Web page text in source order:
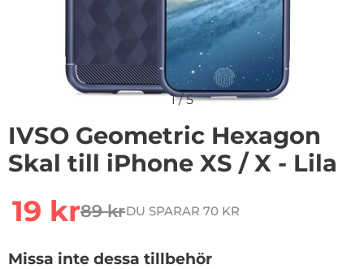
1/5
IVSO Geometric Hexagon
Skal till iPhone XS / X - Lila
rea pris
19 krtidigare pris
89 krDU SPARAR 70 KR
Missa inte dessa tillbehör